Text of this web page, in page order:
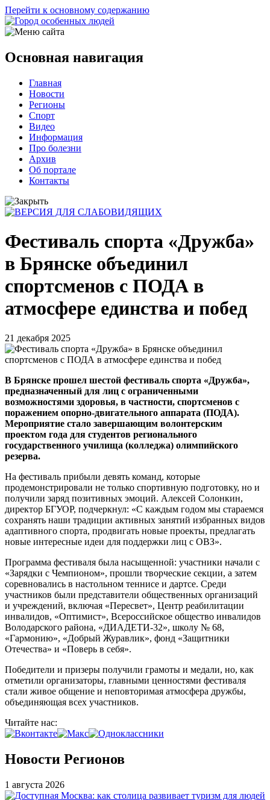
Перейти к основному содержанию
Основная навигация
Главная
Новости
Регионы
Спорт
Видео
Информация
Про болезни
Архив
Об портале
Контакты
Фестиваль спорта «Дружба»
в Брянске объединил
спортсменов с ПОДА в
атмосфере единства и побед
21 декабря 2025
В Брянске прошел шестой фестиваль спорта «Дружба»,
предназначенный для лиц с ограниченными
возможностями здоровья, в частности, спортсменов с
поражением опорно-двигательного аппарата (ПОДА).
Мероприятие стало завершающим волонтерским
проектом года для студентов регионального
государственного училища (колледжа) олимпийского
резерва.
На фестиваль прибыли девять команд, которые
продемонстрировали не только спортивную подготовку, но и
получили заряд позитивных эмоций. Алексей Солонкин,
директор БГУОР, подчеркнул: «С каждым годом мы стараемся
сохранять наши традиции активных занятий избранных видов
адаптивного спорта, продвигать новые проекты, предлагать
новые интересные идеи для поддержки лиц с ОВЗ».
Программа фестиваля была насыщенной: участники начали с
«Зарядки с Чемпионом», прошли творческие секции, а затем
соревновались в настольном теннисе и дартсе. Среди
участников были представители общественных организаций
и учреждений, включая «Пересвет», Центр реабилитации
инвалидов, «Оптимист», Всероссийское общество инвалидов
Володарского района, «ДИАДЕТИ-32», школу № 68,
«Гармонию», «Добрый Журавлик», фонд «Защитники
Отечества» и «Поверь в себя».
Победители и призеры получили грамоты и медали, но, как
отметили организаторы, главными ценностями фестиваля
стали живое общение и неповторимая атмосфера дружбы,
объединяющая всех участников.
Читайте нас:
Новости Регионов
1 августа 2026